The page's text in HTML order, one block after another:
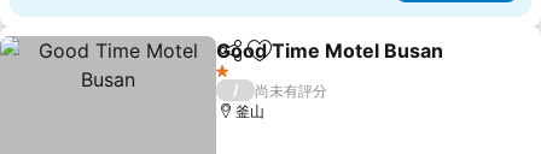
分享 加入我的最愛
Good Time Motel Busan
1 星級
/
尚未有評分
釜山